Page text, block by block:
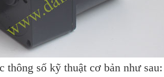
thông số kỹ thuật cơ bản như sau: